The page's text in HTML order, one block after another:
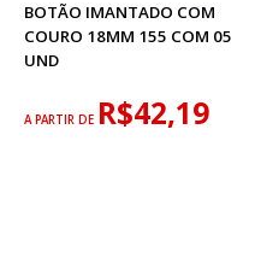
BOTÃO IMANTADO COM
COURO 18MM 155 COM 05
UND
A PARTIR DE R$42,19